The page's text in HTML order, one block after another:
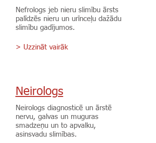
Nefrologs jeb nieru slimību ārsts
palīdzēs nieru un urīnceļu dažādu
slimību gadījumos.
> Uzzināt vairāk
Neirologs
Neirologs diagnosticē un ārstē
nervu, galvas un muguras
smadzeņu un to apvalku,
asinsvadu slimības.